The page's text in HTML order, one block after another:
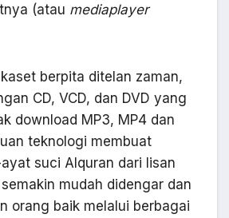
(atau mediaplayer
berpita ditelan zaman,
CD, VCD, dan DVD yang
download MP3, MP4 dan
teknologi membuat
suci Alquran dari lisan
mudah didengar dan
orang baik melalui berbagai